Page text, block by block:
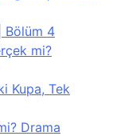
Bölüm 4
mi?
Kupa, Tek
Drama